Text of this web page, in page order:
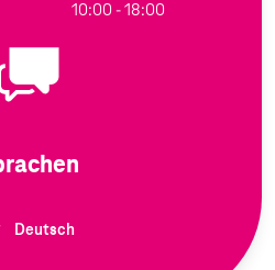
10:00 - 18:00
Deutsch